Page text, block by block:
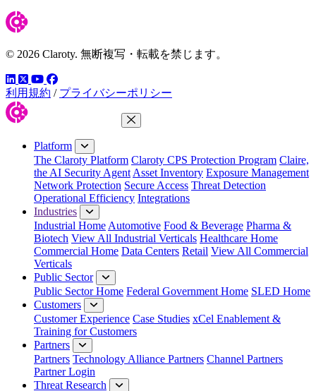
© 2026 Claroty. 無断複写・転載を禁じます。
LinkedIn
ツイッター
YouTube
Facebook
利用規約 / プライバシーポリシー
Close Menu
Platform
The Claroty Platform Claroty CPS Protection Program Claire,
the AI Security Agent Asset Inventory Exposure Management
Network Protection Secure Access Threat Detection
Operational Efficiency Integrations
Industries
Industrial Home Automotive Food & Beverage Pharma &
Biotech View All Industrial Verticals Healthcare Home
Commercial Home Data Centers Retail View All Commercial
Verticals
Public Sector
Public Sector Home Federal Government Home SLED Home
Customers
Customer Experience Case Studies xCel Enablement &
Training for Customers
Partners
Partners Technology Alliance Partners Channel Partners
Partner Login
Threat Research